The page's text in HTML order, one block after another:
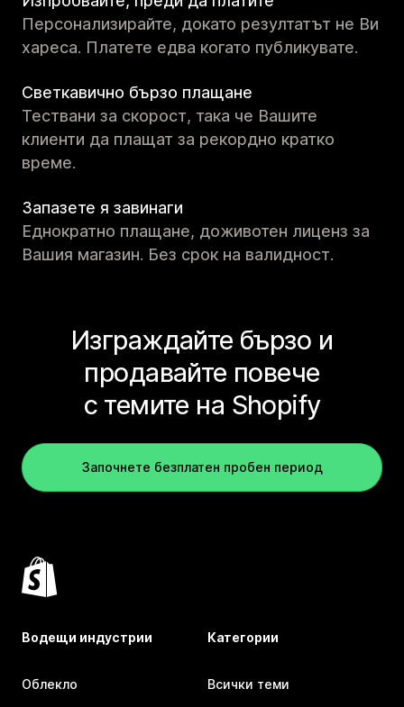
Персонализирайте, докато резултатът не Ви
хареса. Платете едва когато публикувате.
Светкавично бързо плащане
Тествани за скорост, така че Вашите
клиенти да плащат за рекордно кратко
време.
Запазете я завинаги
Еднократно плащане, доживотен лиценз за
Вашия магазин. Без срок на валидност.
Изграждайте бързо и
продавайте повече
с темите на Shopify
Започнете безплатен пробен период
Водещи индустрии
Облекло
Категории
Всички теми